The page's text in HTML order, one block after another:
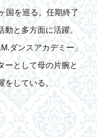
国を巡る。任期終了
動と多方面に活躍。
ダンスアカデミー」
ーとして母の片腕と
をしている。